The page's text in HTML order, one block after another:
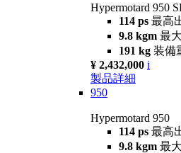
Hypermotard 950
114 ps 最高
9.8 kgm 最
191 kg 装備
¥ 2,432,000 i
製品詳細
950
Hypermotard 950
114 ps 最高
9.8 kgm 最